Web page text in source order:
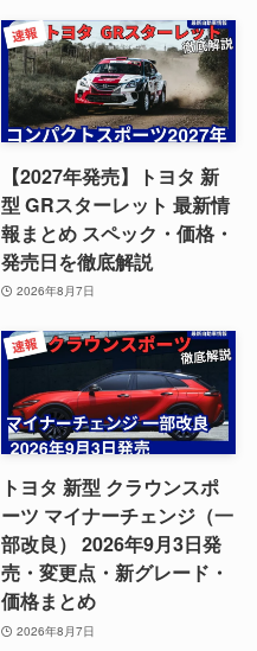
【2027年発売】トヨタ 新
型 GRスターレット 最新情
報まとめ スペック・価格・
発売日を徹底解説
2026年8月7日
トヨタ 新型 クラウンスポ
ーツ マイナーチェンジ（一
部改良） 2026年9月3日発
売・変更点・新グレード・
価格まとめ
2026年8月7日